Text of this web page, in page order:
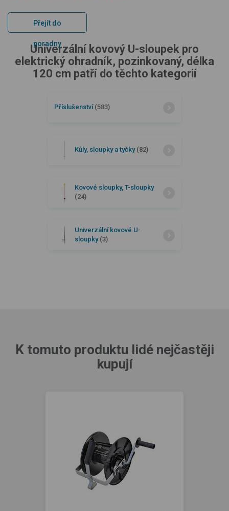
Přejít do
poradny
Univerzální kovový U-sloupek pro
elektrický ohradník, pozinkovaný, délka
120 cm patří do těchto kategorií
Příslušenství (583)
Kůly, sloupky a tyčky (82)
Kovové sloupky, T-sloupky
(24)
Univerzální kovové U-
sloupky (3)
K tomuto produktu lidé nejčastěji
kupují